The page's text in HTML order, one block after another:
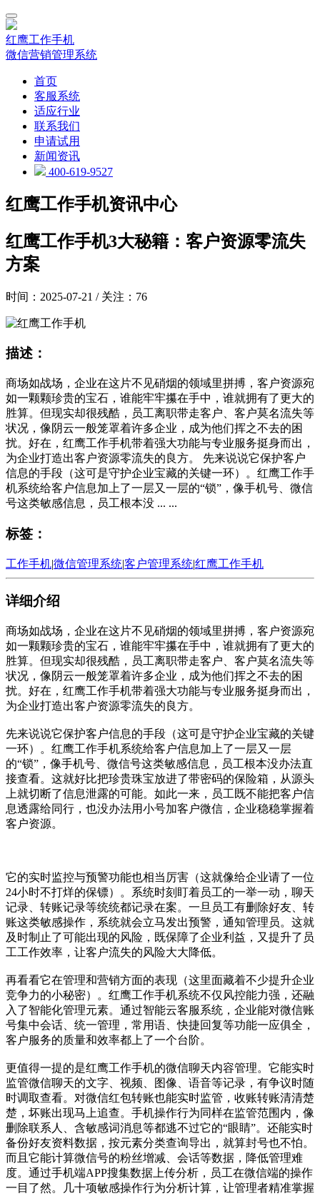
红鹰工作手机
微信营销管理系统
首页
客服系统
适应行业
联系我们
申请试用
新闻资讯
400-619-9527
红鹰工作手机资讯中心
红鹰工作手机3大秘籍：客户资源零流失
方案
时间：2025-07-21 / 关注：76
描述：
商场如战场，企业在这片不见硝烟的领域里拼搏，客户资源宛
如一颗颗珍贵的宝石，谁能牢牢攥在手中，谁就拥有了更大的
胜算。但现实却很残酷，员工离职带走客户、客户莫名流失等
状况，像阴云一般笼罩着许多企业，成为他们挥之不去的困
扰。好在，红鹰工作手机带着强大功能与专业服务挺身而出，
为企业打造出客户资源零流失的良方。 先来说说它保护客户
信息的手段（这可是守护企业宝藏的关键一环）。红鹰工作手
机系统给客户信息加上了一层又一层的“锁”，像手机号、微信
号这类敏感信息，员工根本没 ... ...
标签：
工作手机|微信管理系统|客户管理系统|红鹰工作手机
详细介绍
商场如战场，企业在这片不见硝烟的领域里拼搏，客户资源宛
如一颗颗珍贵的宝石，谁能牢牢攥在手中，谁就拥有了更大的
胜算。但现实却很残酷，员工离职带走客户、客户莫名流失等
状况，像阴云一般笼罩着许多企业，成为他们挥之不去的困
扰。好在，红鹰工作手机带着强大功能与专业服务挺身而出，
为企业打造出客户资源零流失的良方。
先来说说它保护客户信息的手段（这可是守护企业宝藏的关键
一环）。红鹰工作手机系统给客户信息加上了一层又一层
的“锁”，像手机号、微信号这类敏感信息，员工根本没办法直
接查看。这就好比把珍贵珠宝放进了带密码的保险箱，从源头
上就切断了信息泄露的可能。如此一来，员工既不能把客户信
息透露给同行，也没办法用小号加客户微信，企业稳稳掌握着
客户资源。
它的实时监控与预警功能也相当厉害（这就像给企业请了一位
24小时不打烊的保镖）。系统时刻盯着员工的一举一动，聊天
记录、转账记录等统统都记录在案。一旦员工有删除好友、转
账这类敏感操作，系统就会立马发出预警，通知管理员。这就
及时制止了可能出现的风险，既保障了企业利益，又提升了员
工工作效率，让客户流失的风险大大降低。
再看看它在管理和营销方面的表现（这里面藏着不少提升企业
竞争力的小秘密）。红鹰工作手机系统不仅风控能力强，还融
入了智能化管理元素。通过智能云客服系统，企业能对微信账
号集中会话、统一管理，常用语、快捷回复等功能一应俱全，
客户服务的质量和效率都上了一个台阶。
更值得一提的是红鹰工作手机的微信聊天内容管理。它能实时
监管微信聊天的文字、视频、图像、语音等记录，有争议时随
时调取查看。对微信红包转账也能实时监管，收账转账清清楚
楚，坏账出现马上追查。手机操作行为同样在监管范围内，像
删除联系人、含敏感词消息等都逃不过它的“眼睛”。还能实时
备份好友资料数据，按元素分类查询导出，就算封号也不怕。
而且它能计算微信号的粉丝增减、会话等数据，降低管理难
度。通过手机端APP搜集数据上传分析，员工在微信端的操作
一目了然。几十项敏感操作行为分析计算，让管理者精准掌握